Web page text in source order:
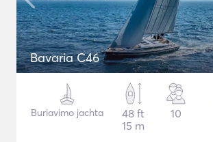
Bavaria C46
Buriavimo jachta
48 ft
15 m
10